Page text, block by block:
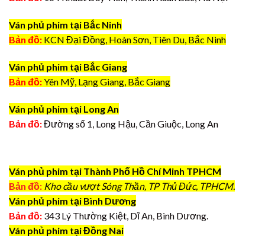
Ván phủ phim tại Bắc Ninh
Bản đồ: KCN Đại Đồng, Hoàn Sơn, Tiên Du, Bắc Ninh
Ván phủ phim tại Bắc Giang
Bản đồ:Yên Mỹ, Lạng Giang, Bắc Giang
Ván phủ phim tại Long An
Bản đồ:Đường số 1, Long Hậu, Cần Giuộc, Long An
Ván phủ phim tại Thành Phố Hồ Chí Minh TPHCM
Bản đồ: Kho cầu vượt Sóng Thần, TP Thủ Đức, TPHCM.
Ván phủ phim tại Bình Dương
Bản đồ: 343 Lý Thường Kiệt, Dĩ An, Bình Dương.
Ván phủ phim tại Đồng Nai